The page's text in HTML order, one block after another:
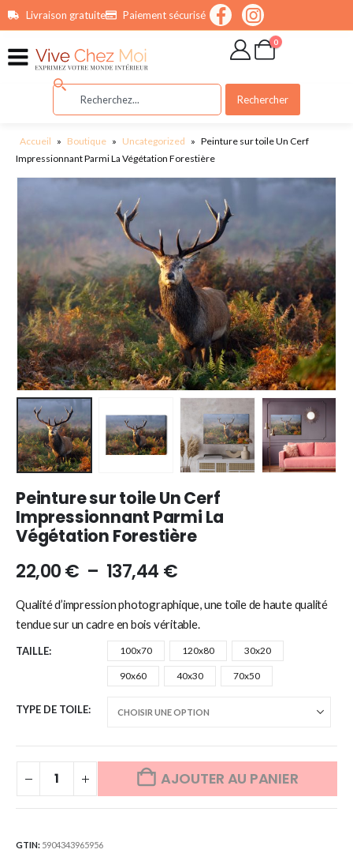
principalLivraison gratuite Paiement sécurisé
0
Rechercher
Accueil » Boutique » Uncategorized » Peinture sur toile Un Cerf
Impressionnant Parmi La Végétation Forestière
Peinture sur toile Un Cerf
Impressionnant Parmi La
Végétation Forestière
22,00€ – 137,44 €
Qualité d’impression photographique, une toile de haute qualité
tendue sur un cadre en bois véritable.
TAILLE 100x70 120x80 30x20
90x60 40x30 70x50
TYPE DE TOILE
AJOUTER AU PANIER
GTIN: 5904343965956